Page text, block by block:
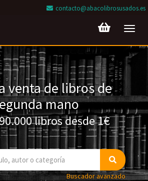
contacto@abacolibrosusados.es
venta de libros de
mano
libros desde 1€
Buscador avanzado